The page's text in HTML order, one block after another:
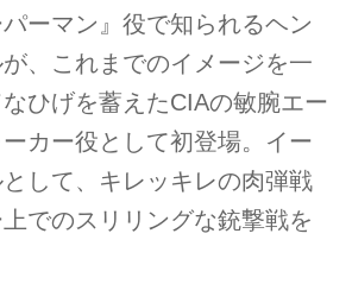
ーマン』役で知られるヘン
、これまでのイメージを一
ひげを蓄えたCIAの敏腕エー
カー役として初登場。イー
して、キレッキレの肉弾戦
でのスリリングな銃撃戦を